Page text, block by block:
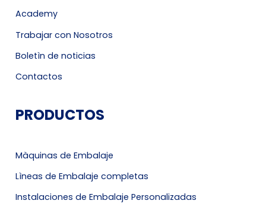
Academy
Trabajar con Nosotros
Boletìn de noticias
Contactos
PRODUCTOS
Màquinas de Embalaje
Lìneas de Embalaje completas
Instalaciones de Embalaje Personalizadas